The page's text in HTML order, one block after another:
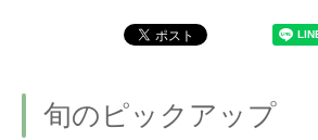
旬のピックアップ